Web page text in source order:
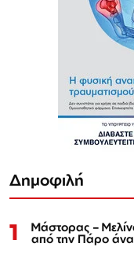
Δημοφιλή
1 Μάστορας –
από την Πάρο